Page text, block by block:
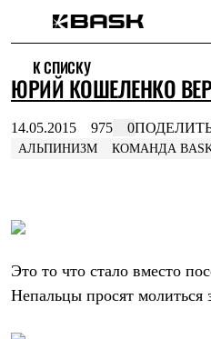
Интернет-магазин
Мужская одежда
Утепленная пухом
Куртки
Брюки
Жилеты
Брюки
Брюки
Софтшелл одежда
К СПИСКУ
ЮРИЙ КОШЕЛЕНКО
14.05.2015 975 0
АЛЬПИНИЗМ КОМАНДА
Это то что стало вместо
Непальцы просят молиться